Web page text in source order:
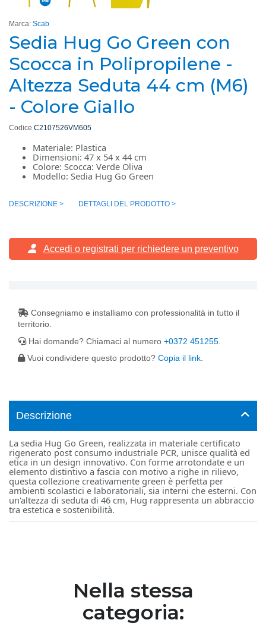
Marca: Scab
Sedia Hug Go Green con
Scocca in Polipropilene -
Altezza Seduta 44 cm (M6)
- Colore Giallo
Codice C2107526VM605
Materiale: Plastica
Dimensioni: 47 x 54 x 44 cm
Colore: Scocca: Verde Oliva
Modello: Sedia Hug Go Green
DESCRIZIONE > DETTAGLI DEL PRODOTTO >
Accedi o registrati per richiedere un preventivo
Consegniamo e installiamo con professionalità in tutto il
territorio.
Hai domande? Chiamaci al numero +0372 451255
Vuoi condividere questo prodotto? Copia il link.
Descrizione
La sedia Hug Go Green, realizzata in materiale certificato
rigenerato post consumo industriale PCR, unisce qualità ed
etica in un design innovativo. Con forme arrotondate e un
elemento distintivo a fascia con motivo a righe in rilievo,
questa collezione creativamente green è perfetta per
ambienti scolastici e laboratoriali, sia interni che esterni. Con
un'altezza di seduta di 46 cm, Hug rappresenta un abbraccio
tra estetica e sostenibilità.
Nella stessa
categoria: